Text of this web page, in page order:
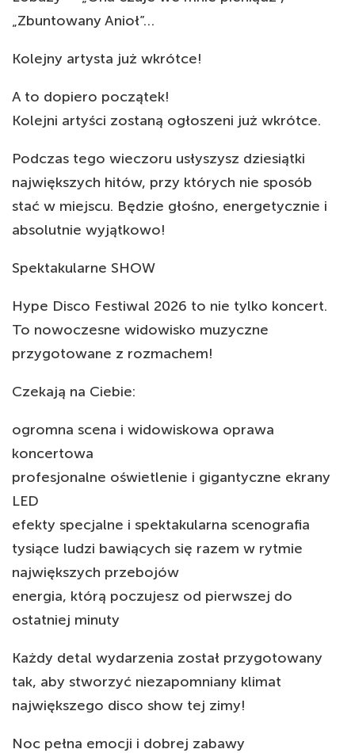
„Zbuntowany Anioł”…
Kolejny artysta już wkrótce!
A to dopiero początek!
Kolejni artyści zostaną ogłoszeni już wkrótce.
Podczas tego wieczoru usłyszysz dziesiątki
największych hitów, przy których nie sposób
stać w miejscu. Będzie głośno, energetycznie i
absolutnie wyjątkowo!
Spektakularne SHOW
Hype Disco Festiwal 2026 to nie tylko koncert.
To nowoczesne widowisko muzyczne
przygotowane z rozmachem!
Czekają na Ciebie:
ogromna scena i widowiskowa oprawa
koncertowa
profesjonalne oświetlenie i gigantyczne ekrany
LED
efekty specjalne i spektakularna scenografia
tysiące ludzi bawiących się razem w rytmie
największych przebojów
energia, którą poczujesz od pierwszej do
ostatniej minuty
Każdy detal wydarzenia został przygotowany
tak, aby stworzyć niezapomniany klimat
największego disco show tej zimy!
Noc pełna emocji i dobrej zabawy